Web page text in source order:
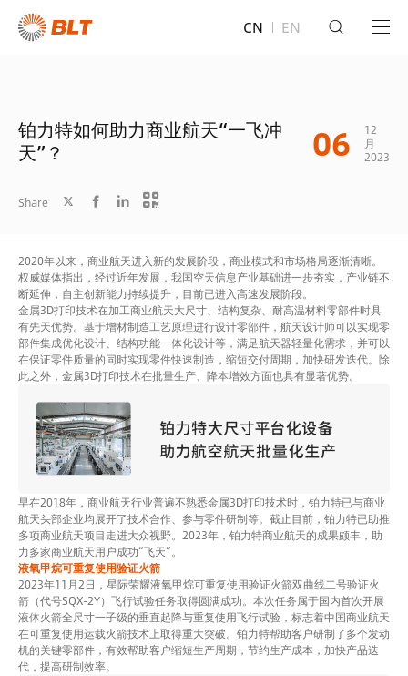
CN EN
铂力特如何助力商业航天“一飞冲
天”？
06
12
月
2023
Share
2020年以来，商业航天进入新的发展阶段，商业模式和市场格局逐渐清晰。
权威媒体指出，经过近年发展，我国空天信息产业基础进一步夯实，产业链不
断延伸，自主创新能力持续提升，目前已进入高速发展阶段。
金属3D打印技术在加工商业航天大尺寸、结构复杂、耐高温材料零部件时具
有先天优势。基于增材制造工艺原理进行设计零部件，航天设计师可以实现零
部件集成优化设计、结构功能一体化设计等，满足航天器轻量化需求，并可以
在保证零件质量的同时实现零件快速制造，缩短交付周期，加快研发迭代。除
此之外，金属3D打印技术在批量生产、降本增效方面也具有显著优势。
早在2018年，商业航天行业普遍不熟悉金属3D打印技术时，铂力特已与商业
航天头部企业均展开了技术合作、参与零件研制等。截止目前，铂力特已助推
多项商业航天项目走进大众视野。2023年，铂力特商业航天的成果颇丰，助
力多家商业航天用户成功“飞天”。
液氧甲烷可重复使用验证火箭
2023年11月2日，星际荣耀液氧甲烷可重复使用验证火箭双曲线二号验证火
箭（代号SQX-2Y）飞行试验任务取得圆满成功。本次任务属于国内首次开展
液体火箭全尺寸一子级的垂直起降与重复使用飞行试验，标志着中国商业航天
在可重复使用运载火箭技术上取得重大突破。铂力特帮助客户研制了多个发动
机的关键零部件，有效帮助客户缩短生产周期，节约生产成本，加快产品迭
代，提高研制效率。